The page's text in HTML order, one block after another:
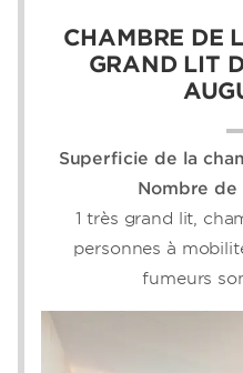
comme un coin
bain à remous. Des
non-fumeurs sont
CHAMBRE DE
GRAND LIT
Superficie de la
Nombre de
1 très grand lit,
personnes à
fumeurs